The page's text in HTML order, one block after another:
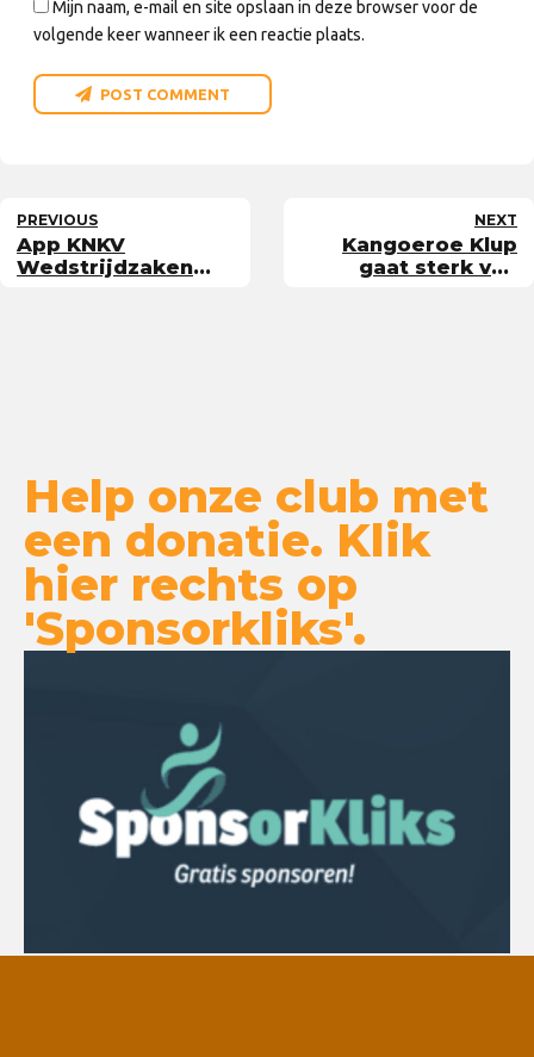
Mijn naam, e-mail en site opslaan in deze browser voor de
volgende keer wanneer ik een reactie plaats.
POST COMMENT
PREVIOUS
App KNKV
Wedstrijdzaken
NEXT
Kangoeroe Klup
gaat sterk van
Help onze club met
een donatie. Klik
hier rechts op
'Sponsorkliks'.